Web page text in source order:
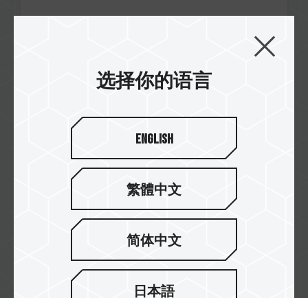
G50 M.2 PCIe 固态硬盘
选择你的语言
English
繁體中文
简体中文
日本語